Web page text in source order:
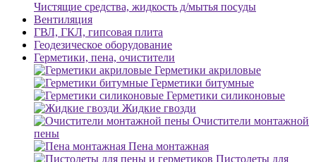
Чистящие средства, жидкость д/мытья посуды
Вентиляция
ГВЛ, ГКЛ, гипсовая плита
Геодезическое оборудование
Герметики, пена, очистители
Герметики акриловые
Герметики битумные
Герметики силиконовые
Жидкие гвозди
Очистители монтажной
пены
Пена монтажная
Пистолеты для